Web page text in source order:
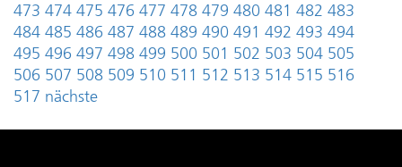
473 474 475 476 477 478 479 480 481 482 483
484 485 486 487 488 489 490 491 492 493 494
495 496 497 498 499 500 501 502 503 504 505
506 507 508 509 510 511 512 513 514 515 516
517 nächste